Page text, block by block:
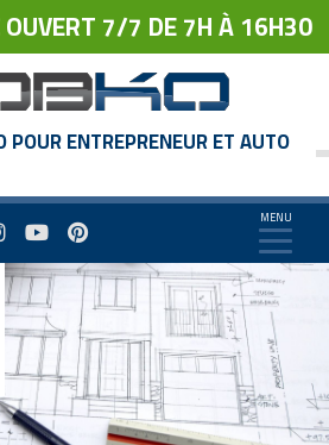
OUVERT 7/7 DE 7H À 16H30
POUR ENTREPRENEUR ET AUTO